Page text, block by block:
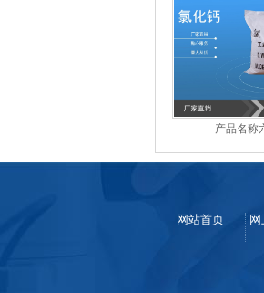
产品名称
网站首页